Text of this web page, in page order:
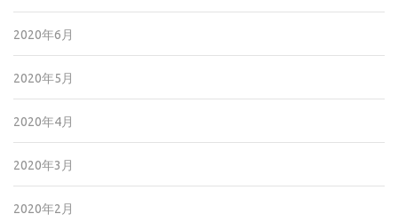
2020年6月
2020年5月
2020年4月
2020年3月
2020年2月